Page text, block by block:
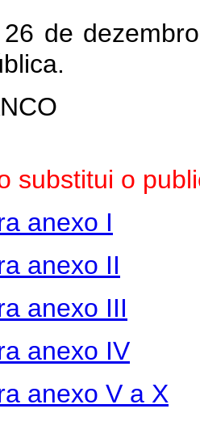
de
substitui o
anexo I
anexo II
anexo III
anexo IV
anexo V a X